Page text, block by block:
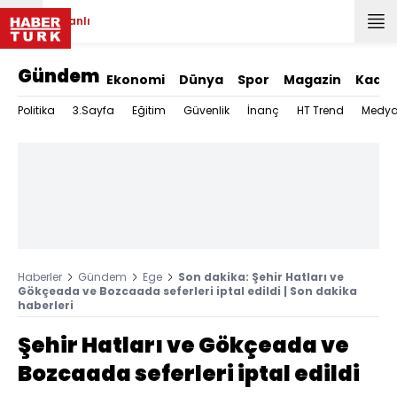
Canlı
Gündem Ekonomi Dünya Spor Magazin Kadın
Politika 3.Sayfa Eğitim Güvenlik İnanç HT Trend
Haberler Gündem Ege
Son dakika: Şehir Hatları ve
Gökçeada ve Bozcaada seferleri iptal edildi | Son dakika
haberleri
Şehir Hatları ve Gökçeada ve
Bozcaada seferleri iptal edildi